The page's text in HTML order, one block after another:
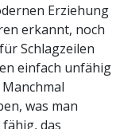
Erziehung
erkannt, noch
Schlagzeilen
einfach unfähig
was man
das